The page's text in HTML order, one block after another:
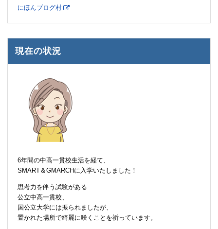
にほんブログ村
現在の状況
6年間の中高一貫校生活を経て、
SMART＆GMARCHに入学いたしました！
思考力を伴う試験がある
公立中高一貫校、
国公立大学には振られましたが、
置かれた場所で綺麗に咲くことを祈っています。